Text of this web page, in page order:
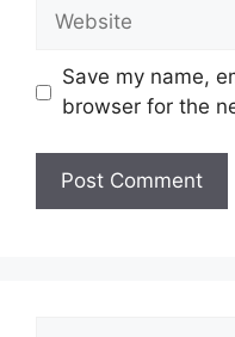
Website
Save my name,
browser for the